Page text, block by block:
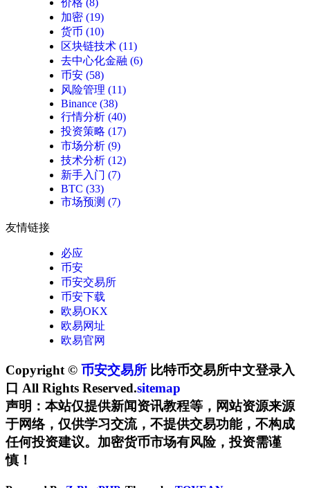
价格 (8)
加密 (19)
货币 (10)
区块链技术 (11)
去中心化金融 (6)
币安 (58)
风险管理 (11)
Binance (38)
行情分析 (40)
投资策略 (17)
市场分析 (9)
技术分析 (12)
新手入门 (7)
BTC (33)
市场预测 (7)
友情链接
必应
币安
币安交易所
币安下载
欧易OKX
欧易网址
欧易官网
Copyright © 币安交易所 比特币交易所中文登录入
口 All Rights Reserved.sitemap
声明：本站仅提供新闻资讯教程等，网站资源来源
于网络，仅供学习交流，不提供交易功能，不构成
任何投资建议。加密货币市场有风险，投资需谨
慎！